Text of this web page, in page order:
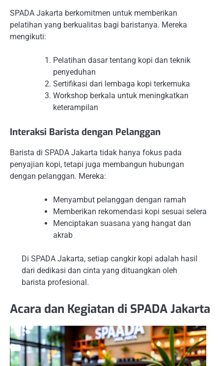
SPADA Jakarta berkomitmen untuk memberikan
pelatihan yang berkualitas bagi baristanya. Mereka
mengikuti:
Pelatihan dasar tentang kopi dan teknik
penyeduhan
Sertifikasi dari lembaga kopi terkemuka
Workshop berkala untuk meningkatkan
keterampilan
Interaksi Barista dengan Pelanggan
Barista di SPADA Jakarta tidak hanya fokus pada
penyajian kopi, tetapi juga membangun hubungan
dengan pelanggan. Mereka:
Menyambut pelanggan dengan ramah
Memberikan rekomendasi kopi sesuai selera
Menciptakan suasana yang hangat dan
akrab
Di SPADA Jakarta, setiap cangkir kopi adalah hasil
dari dedikasi dan cinta yang dituangkan oleh
barista profesional.
Acara dan Kegiatan di SPADA Jakarta